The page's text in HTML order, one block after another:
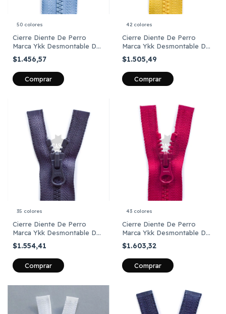
50 colores
Cierre Diente De Perro
Marca Ykk Desmontable De
55 Cm X Unid
$1.456,57
Comprar
42 colores
Cierre Diente De Perro
Marca Ykk Desmontable De
60 Cm X Unid
$1.505,49
Comprar
35 colores
Cierre Diente De Perro
Marca Ykk Desmontable De
65 Cm X Unid
$1.554,41
Comprar
43 colores
Cierre Diente De Perro
Marca Ykk Desmontable De
70 Cm X Unid
$1.603,32
Comprar